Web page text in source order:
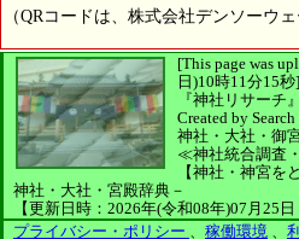
（QRコードは、株式会社デンソーウ
[This page was
日)10時11分15秒]
『神社リサーチ
Created by
神社・大社・御
≪神社統合調査・
【神社・神宮を
神社・大社・宮殿辞典－
【更新日時：2026年(令和08年)07月25
プライバシー・ポリシー 、 稼働環境 、